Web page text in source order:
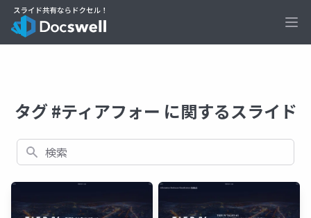
タグ #ティアフォー に関するスライド
検索